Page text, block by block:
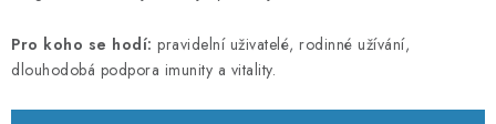
Pro koho se hodí: pravidelní uživatelé, rodinné užívání,
dlouhodobá podpora imunity a vitality.